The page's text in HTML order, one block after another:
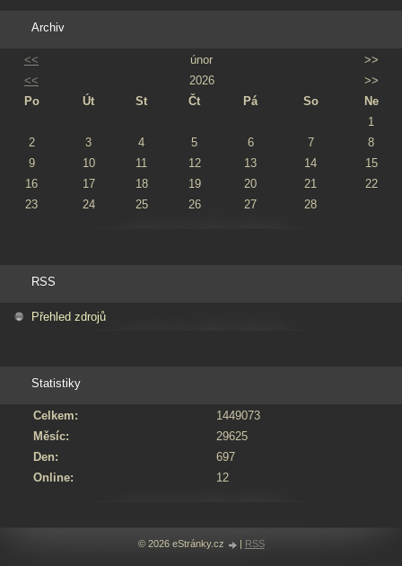
Archiv
<< únor
>>
<<
2026
>>
Po
Út St Čt Pá So
Ne
1
2
3 4 5 6 7
8
9
10 11 12 13 14
15
16
17 18 19 20 21
22
23
24 25 26 27 28
RSS
Přehled zdrojů
Statistiky
Online: 12
Celkem:
1449073
Měsíc:
29625
Den:
697
© 2026 eStránky.cz | RSS